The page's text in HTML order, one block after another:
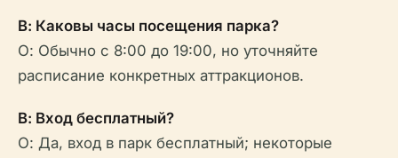
В: Каковы часы посещения парка?
О: Обычно с 8:00 до 19:00, но уточняйте
расписание конкретных аттракционов.
В: Вход бесплатный?
О: Да, вход в парк бесплатный; некоторые